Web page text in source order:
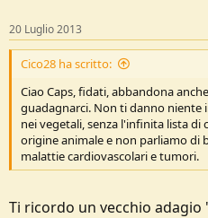
20 Luglio 2013
Cico28 ha scritto:
Ciao Caps, fidati, abbandona
guadagnarci. Non ti danno niente
nei vegetali, senza l'infinita lista
origine animale e non parliamo di
malattie cardiovascolari e tumori.
Ti ricordo un vecchio adagio